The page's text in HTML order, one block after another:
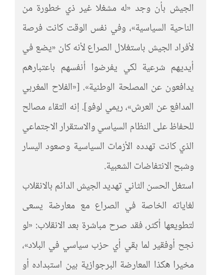
الجيش بأن وجد «له مشغلا غير ذي خطورة من
الناحية السياسية»، وفي نفس الوقت كانت فرصة
لأفراد الجيش باستغلال الصراع لأنه كان «يضع في
أيديهم شرعية لكي يفرضوا أنفسهم باعتبارهم
يدافعون عن المصلحة الوطنية». [«الفلاح المغربي
المدافع عن العرش»، ريمي لوفو]. إنه التقاء مصالح
للحفاظ على النظام السياسي والاستقرار الاجتماعي
الذي كانت تهدده الأزمات السياسية وصعود اليسار
وشبح الانتفاضات الشعبية.
استغل الحسن الثاني تهديد الجيش الدائم بالانقلاب
لغاياته الخاصة في الصراع مع معارضة يسعى
لتطويعها أكثر، فقد صرح مباشرة بعد الانقلاب: «لو
نجح أوفقير لما بقي أي حزب سياسي في البلاد»،
مخيرا هكذا المعارضة البرجوازية بين استبداده أو